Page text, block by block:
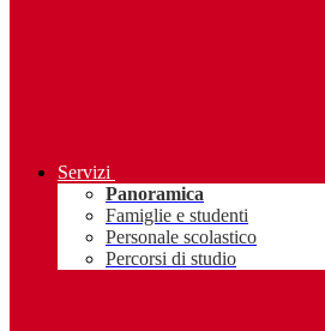
Servizi
Panoramica
Famiglie e studenti
Personale scolastico
Percorsi di studio